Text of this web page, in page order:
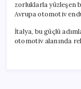
zorluklarla yüzleşen
Avrupa otomotiv
İtalya, bu güçlü
otomotiv alanında